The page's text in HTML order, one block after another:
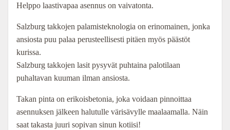
Helppo laastivapaa asennus on vaivatonta.
Salzburg takkojen palamisteknologia on erinomainen, jonka
ansiosta puu palaa perusteellisesti pitäen myös päästöt
kurissa.
Salzburg takkojen lasit pysyvät puhtaina palotilaan
puhaltavan kuuman ilman ansiosta.
Takan pinta on erikoisbetonia, joka voidaan pinnoittaa
asennuksen jälkeen halutulle värisävylle maalaamalla. Näin
saat takasta juuri sopivan sinun kotiisi!